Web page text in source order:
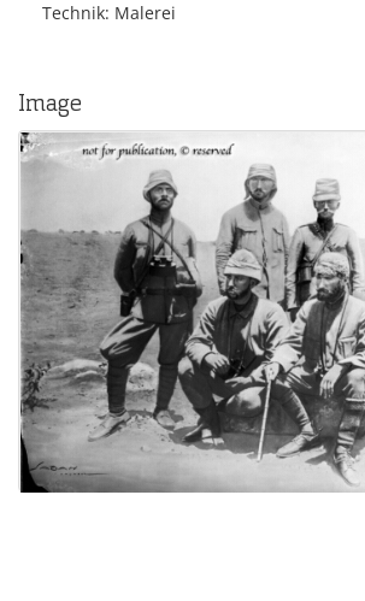
Technik: Malerei
Image